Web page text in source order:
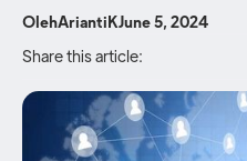
OlehAriantiKJune 5, 2024
Share this article: